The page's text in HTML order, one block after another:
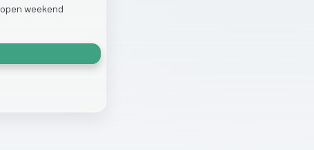
weekend